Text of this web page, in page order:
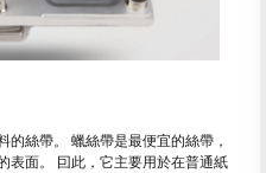
絲帶。 蠟絲帶是最便宜的絲帶，
表面。 囙此，它主要用於在普通紙